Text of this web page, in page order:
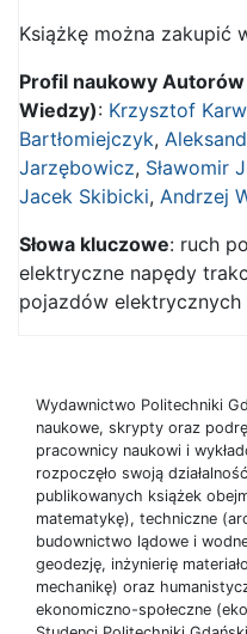
Książkę można zakupić
Profil naukowy
Wiedzy): Krzysztof
Bartłomiejczyk,
Jarzębowicz, Sławomir
Jacek Skibicki, Andrzej
Słowa kluczowe: ruch
elektryczne napędy
pojazdów elektrycznych
Wydawnictwo Politechniki
naukowe, skrypty oraz
pracownicy naukowi i
rozpoczęło swoją
publikowanych książek
matematykę), techniczne
budownictwo lądowe i
geodezję, inżynierię
mechanikę) oraz
ekonomiczno-społeczne